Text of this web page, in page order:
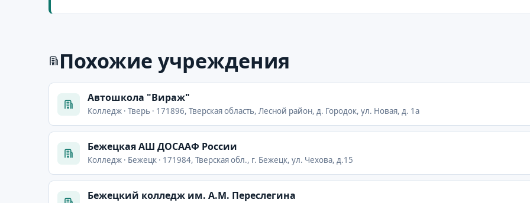
Похожие учреждения
Автошкола "Вираж"
Колледж · Тверь · 171896, Тверская область, Лесной район, д. Городок, ул. Новая, д. 1а
Бежецкая АШ ДОСААФ России
Колледж · Бежецк · 171984, Тверская обл., г. Бежецк, ул. Чехова, д.15
Бежецкий колледж им. А.М. Переслегина